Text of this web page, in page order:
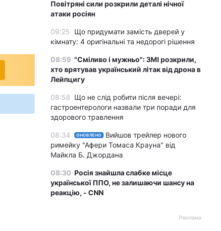
Повітряні сили розкрили деталі нічної
атаки росіян
09:25
Що придумати замість дверей у
кімнату: 4 оригінальні та недорогі рішення
08:59 "Сміливо і мужньо": ЗМІ розкрили,
хто врятував український літак від дрона в
Лейпцигу
08:58 Що не слід робити після вечері:
гастроентерологи назвали три поради для
здорового травлення
08:34 ОНОВЛЕНО
Вийшов трейлер нового
римейку "Афери Томаса Крауна" від
Майкла Б. Джордана
08:30 Росія знайшла слабке місце
української ППО, не залишаючи шансу на
реакцію, - CNN
Реклама